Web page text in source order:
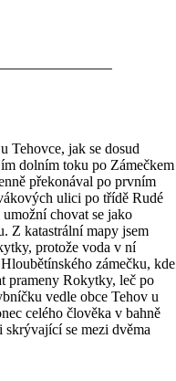
Tehovce, jak se dosud
dolním toku po Zámečkem
překonával po prvním
ulici po třídě Rudé
chovat se jako
Z katastrální mapy jsem
protože voda v ní
zámečku, kde
prameny Rokytky, leč po
vedle obce Tehov u
celého člověka v bahně
skrývající se mezi dvěma